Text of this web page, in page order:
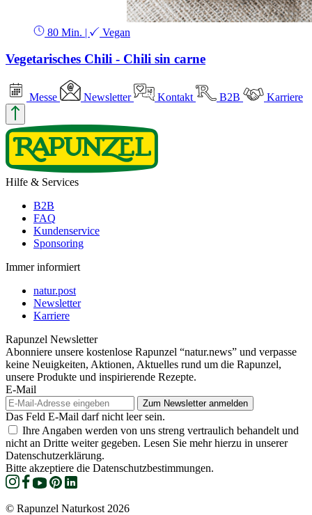
80 Min. | Vegan
Vegetarisches Chili - Chili sin carne
Messe Newsletter Kontakt B2B Karriere
Hilfe & Services
B2B
FAQ
Kundenservice
Sponsoring
Immer informiert
natur.post
Newsletter
Karriere
Rapunzel Newsletter
Abonniere unsere kostenlose Rapunzel “natur.news” und verpasse
keine Neuigkeiten, Aktionen, Aktuelles rund um die Rapunzel,
unsere Produkte und inspirierende Rezepte.
E-Mail
Das Feld E-Mail darf nicht leer sein.
Ihre Angaben werden von uns streng vertraulich behandelt und
nicht an Dritte weiter gegeben. Lesen Sie mehr hierzu in unserer
Datenschutzerklärung.
Bitte akzeptiere die Datenschutzbestimmungen.
© Rapunzel Naturkost 2026